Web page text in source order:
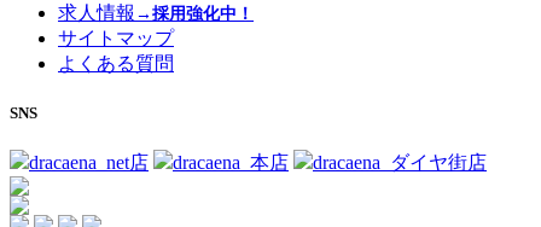
求人情報 →採用強化中！
サイトマップ
よくある質問
SNS
dracaena_net店 dracaena_本店 dracaena_ダイヤ街店